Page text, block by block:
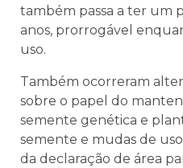
também passa a ter um
anos, prorrogável
uso.
Também ocorreram
sobre o papel do
semente genética e
semente e mudas de
da declaração de área